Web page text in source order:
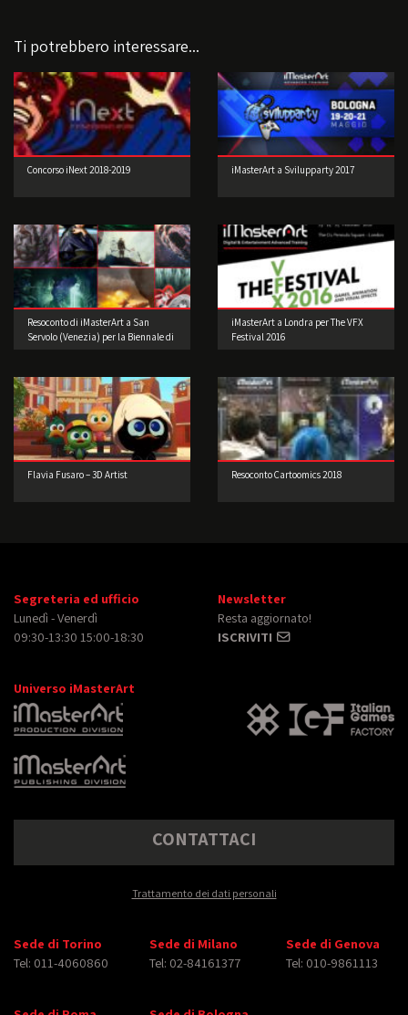
Ti potrebbero interessare...
Concorso iNext 2018-2019 iMasterArt a Svilupparty 2017
Resoconto di iMasterArt a San
Servolo (Venezia) per la Biennale di
iMasterArt a Londra per The VFX
Festival 2016
Flavia Fusaro – 3D Artist Resoconto Cartoomics 2018
Segreteria ed ufficio
Lunedì - Venerdì
09:30-13:30 15:00-18:30
Newsletter
Resta aggiornato!
ISCRIVITI
Universo iMasterArt
CONTATTACI
Trattamento dei dati personali
Sede di Torino
Tel: 011-4060860
Sede di Milano
Tel: 02-84161377
Sede di Genova
Tel: 010-9861113